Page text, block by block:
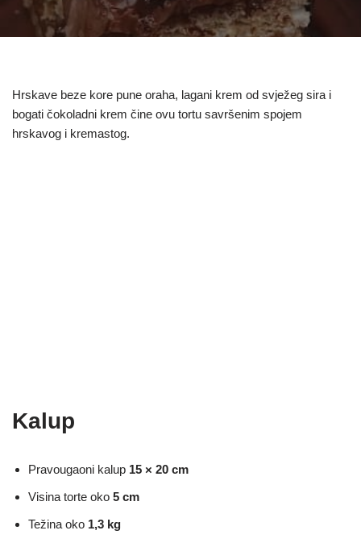
Hrskave beze kore pune oraha, lagani krem od svježeg sira i
bogati čokoladni krem čine ovu tortu savršenim spojem
hrskavog i kremastog.
Kalup
Pravougaoni kalup 15 × 20 cm
Visina torte oko 5 cm
Težina oko 1,3 kg